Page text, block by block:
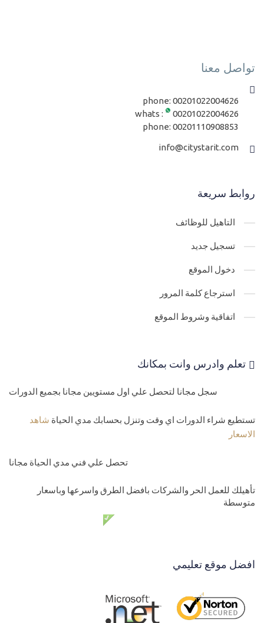
تواصل معنا
phone: 00201022004626
whats :
00201022004626
phone: 00201110908853
info@citystarit.com
روابط سريعة
التاهيل للوظائف
تسجيل جديد
دخول الموقع
استرجاع كلمة المرور
اتفاقية وشروط الموقع
تعلم وادرس وانت بمكانك
سجل مجانا لتحصل علي اول مستويين مجانا بجميع الدورات
تستطيع شراء الدورات اي وقت وتنزل بحسابك مدي الحياة شاهد
الاسعار
تحصل علي فني مدي الحياة مجانا
تأهيلك للعمل الحر والشركات بافضل الطرق واسرعها وباسعار
متوسطة
افضل موقع تعليمي